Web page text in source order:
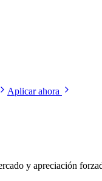
Aplicar ahora
y apreciación